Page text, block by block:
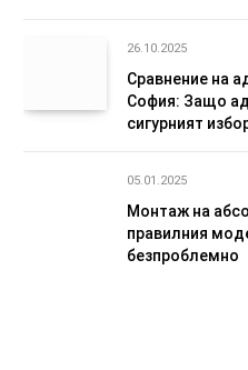
26.10.2025
Сравнение на
София: Защо
сигурният
05.01.2025
Монтаж на
правилния
безпроблемно